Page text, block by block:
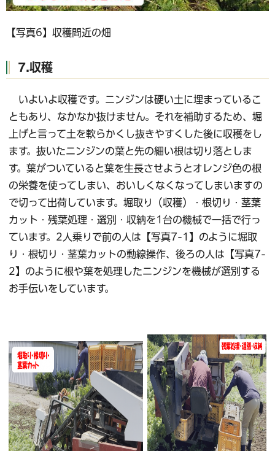
【写真6】収穫間近の畑
7.収穫
いよいよ収穫です。ニンジンは硬い土に埋まっているこ
ともあり、なかなか抜けません。それを補助するため、堀
上げと言って土を軟らかくし抜きやすくした後に収穫をし
ます。抜いたニンジンの葉と先の細い根は切り落としま
す。葉がついていると葉を生長させようとオレンジ色の根
の栄養を使ってしまい、おいしくなくなってしまいますの
で切って出荷しています。堀取り（収穫）・根切り・茎葉
カット・残葉処理・選別・収納を1台の機械で一括で行っ
ています。2人乗りで前の人は【写真7-1】のように堀取
り・根切り・茎葉カットの動線操作、後ろの人は【写真7-
2】のように根や葉を処理したニンジンを機械が選別する
お手伝いをしています。